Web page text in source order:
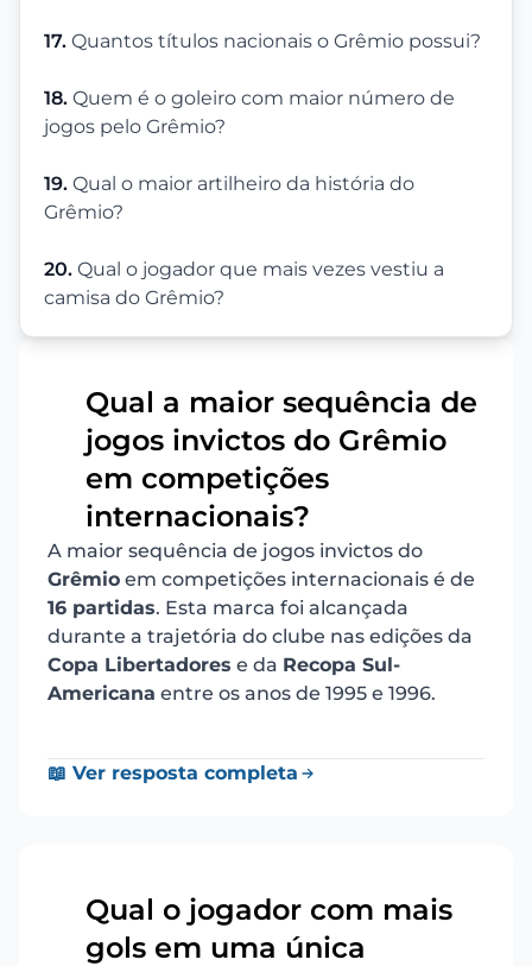
17. Quantos títulos nacionais o Grêmio possui?
18. Quem é o goleiro com maior número de
jogos pelo Grêmio?
19. Qual o maior artilheiro da história do
Grêmio?
20. Qual o jogador que mais vezes vestiu a
camisa do Grêmio?
Qual a maior sequência de
jogos invictos do Grêmio
em competições
internacionais?
A maior sequência de jogos invictos do
Grêmio em competições internacionais é de
16 partidas. Esta marca foi alcançada
durante a trajetória do clube nas edições da
Copa Libertadores e da Recopa Sul-
Americana entre os anos de 1995 e 1996.
📖 Ver resposta completa
Qual o jogador com mais
gols em uma única